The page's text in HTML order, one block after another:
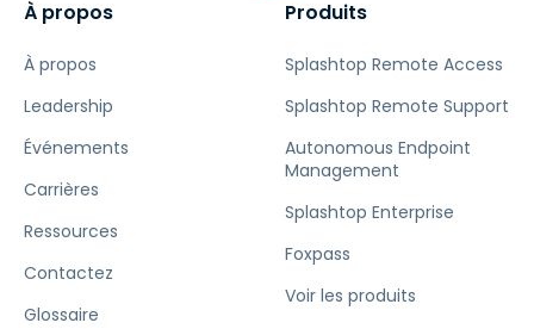
À propos
À propos
Leadership
Événements
Carrières
Ressources
Contactez
Glossaire
Produits
Splashtop Remote Access
Splashtop Remote Support
Autonomous Endpoint
Management
Splashtop Enterprise
Foxpass
Voir les produits